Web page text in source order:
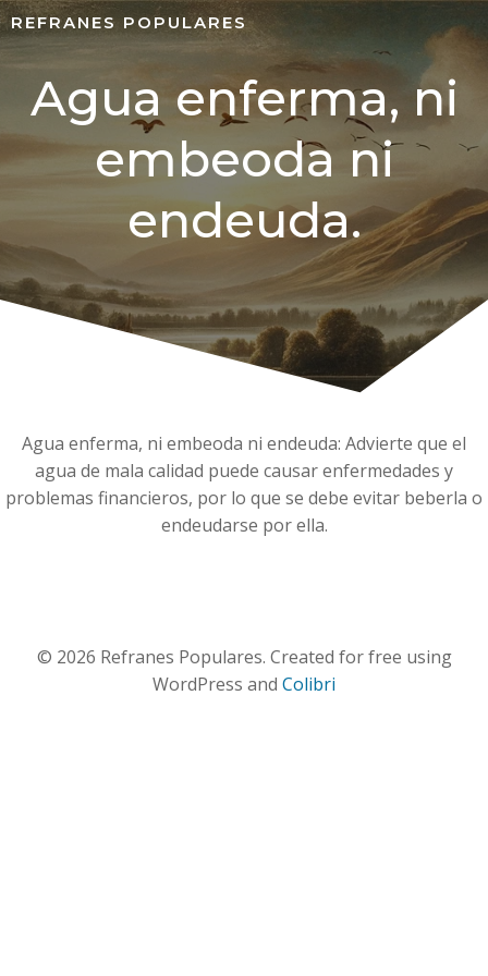
REFRANES POPULARES
Agua enferma, ni
embeoda ni
endeuda.
Agua enferma, ni embeoda ni endeuda: Advierte que el
agua de mala calidad puede causar enfermedades y
problemas financieros, por lo que se debe evitar beberla o
endeudarse por ella.
© 2026 Refranes Populares. Created for free using
WordPress and Colibri